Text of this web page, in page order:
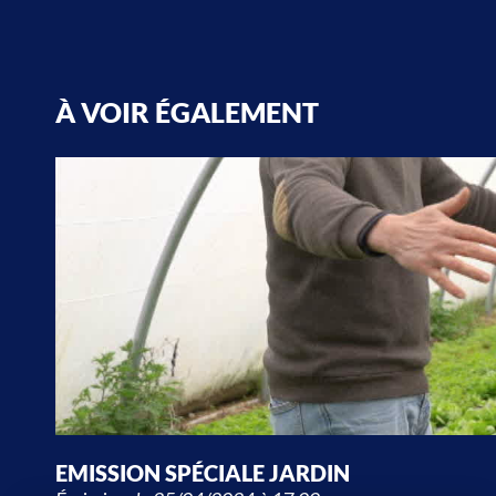
À VOIR ÉGALEMENT
EMISSION SPÉCIALE JARDIN